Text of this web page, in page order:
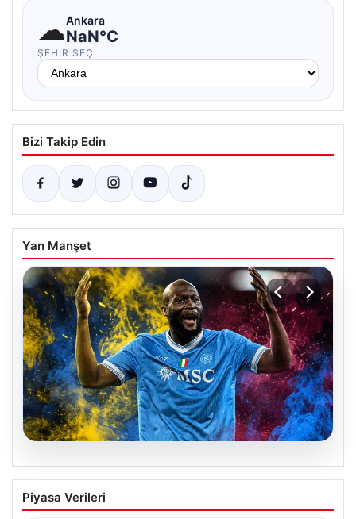
☁Ankara
NaN°C
ŞEHIR SEÇ
Bizi Takip Edin
Yan Manşet
Fenerbahçe istemişti, Trabzonspor
Lukaku’yu da alıyor!
Piyasa Verileri